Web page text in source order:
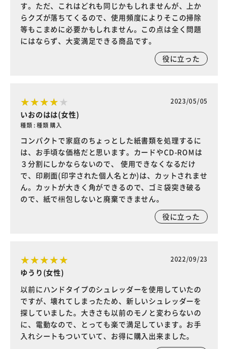
す。ただ、これはどれも同じかもしれませんが、上か
らクズが落ちてくるので、使用頻度によりそこの掃除
等もこまめに必要かもしれません。この点は全く問題
にはならず、大変満足できる商品です。
役に立った
2023/05/05
いおのはは(女性)
種類 : 種類 購入
コンパクトで家庭のちょっとした紙書類を処理するに
は、お手頃な価格だと思います。カードやCD-ROMは
３分割にしかならないので、 使用できなくなるだけ
で、印刷面(印字された個人名とか)は、カットされませ
ん。カットが大きく角ができるので、ゴミ袋突き破る
ので、紙で梱包しないと廃棄できません。
役に立った
2022/09/23
ゆうり(女性)
以前にハンドタイプのシュレッダーを使用していたの
ですが、壊れてしまったため、新しいシュレッダーを
探していました。大きさも以前のモノと変わらないの
に、電動なので、とっても楽で満足しています。お手
入れシートもついていて、お得に購入出来ました。